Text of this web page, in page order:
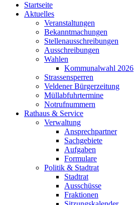
Startseite
Aktuelles
Veranstaltungen
Bekanntmachungen
Stellenausschreibungen
Ausschreibungen
Wahlen
Kommunalwahl 2026
Strassensperren
Veldener Bürgerzeitung
Müllabfuhrtermine
Notrufnummern
Rathaus & Service
Verwaltung
Ansprechpartner
Sachgebiete
Aufgaben
Formulare
Politik & Stadtrat
Stadtrat
Ausschüsse
Fraktionen